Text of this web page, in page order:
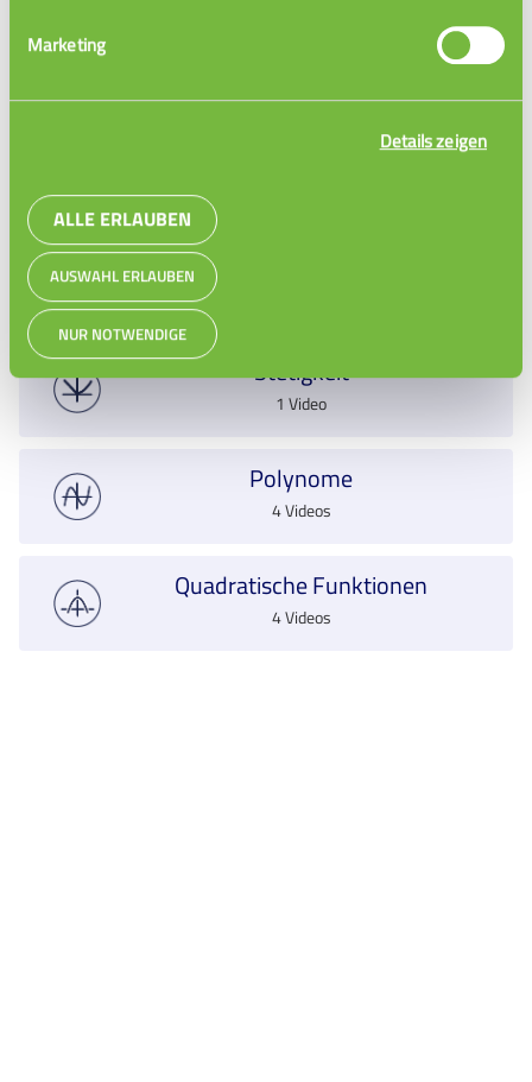
Marketing
Details zeigen
ALLE ERLAUBEN
AUSWAHL ERLAUBEN
NUR NOTWENDIGE
Stetigkeit
1 Video
Polynome
4 Videos
Quadratische Funktionen
4 Videos